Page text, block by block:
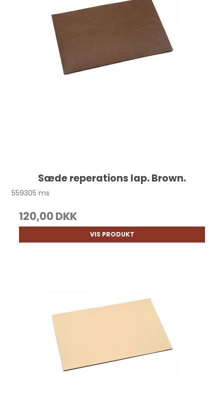
Sæde reperations lap. Brown.
559305 ms
120,00 DKK
VIS PRODUKT